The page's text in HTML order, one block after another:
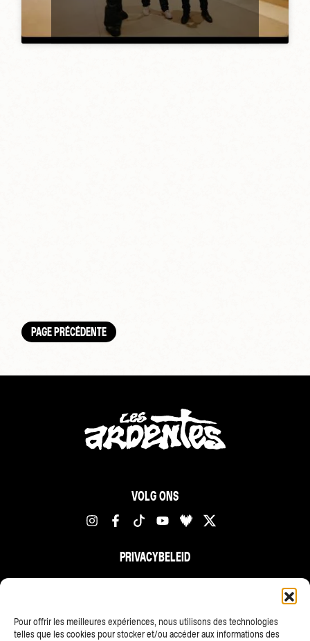
Pour offrir les meilleures expériences, nous utilisons des technologies
telles que les cookies pour stocker et/ou accéder aux informations des
PAGE PRÉCÉDENTE
VOLG ONS
PRIVACYBELEID